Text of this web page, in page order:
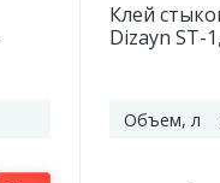
Клей
Dizayn ST-
Объем, л